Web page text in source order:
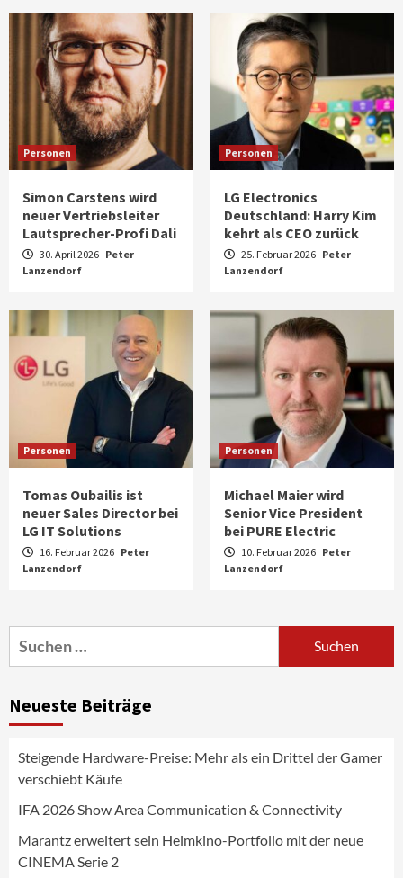
Personen
Simon Carstens wird
neuer Vertriebsleiter
Lautsprecher-Profi Dali
30. April 2026 Peter
Lanzendorf
Personen
LG Electronics
Deutschland: Harry Kim
kehrt als CEO zurück
25. Februar 2026 Peter
Lanzendorf
Personen
Tomas Oubailis ist
neuer Sales Director bei
LG IT Solutions
16. Februar 2026 Peter
Lanzendorf
Personen
Michael Maier wird
Senior Vice President
bei PURE Electric
10. Februar 2026 Peter
Lanzendorf
Suchen
nach:
Neueste Beiträge
Steigende Hardware-Preise: Mehr als ein Drittel der Gamer
verschiebt Käufe
IFA 2026 Show Area Communication & Connectivity
Marantz erweitert sein Heimkino-Portfolio mit der neue
CINEMA Serie 2
4
News aus dem Internet
Fernsehgeräte
5
NIQ kehrt zur IFA 2026 zurück und prägt
die Branchendebatte
Aktuell